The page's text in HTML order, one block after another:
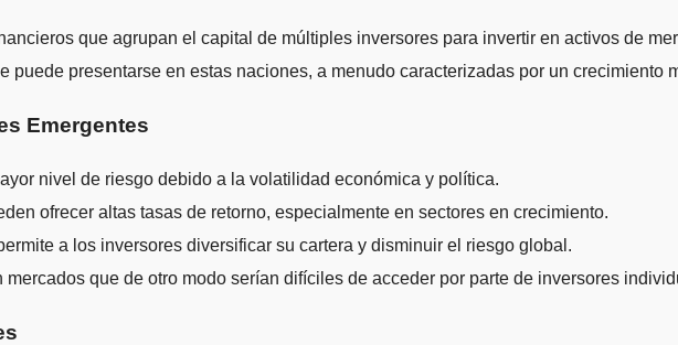
que agrupan el capital de múltiples inversores para invertir en activos de
presentarse en estas naciones, a menudo caracterizadas por un crecimiento
Emergentes
nivel de riesgo debido a la volatilidad económica y política.
ofrecer altas tasas de retorno, especialmente en sectores en crecimiento.
a los inversores diversificar su cartera y disminuir el riesgo global.
mercados que de otro modo serían difíciles de acceder por parte de inversores